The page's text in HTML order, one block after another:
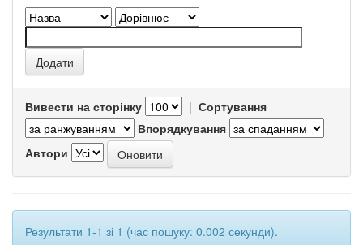
Вивести на сторінку | Сортування
Впорядкування
Автори
Результати 1-1 зі 1 (час пошуку: 0.002 секунди).